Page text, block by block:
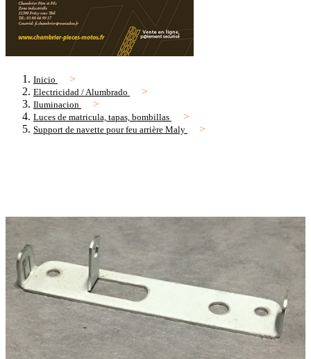
Inicio
Electricidad / Alumbrado
Iluminacion
Luces de matricula, tapas, bombillas
Support de navette pour feu arrière Maly